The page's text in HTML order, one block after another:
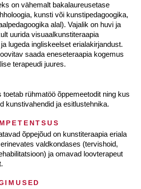
on vähemalt bakalaureusetase
kunsti või kunstipedagoogika,
alal). Vajalik on huvi ja
uurida visuaalkunstiteraapia
lugeda ingliskeelset erialakirjandust.
saada eneseteraapia kogemus
terapeudi juures.
toetab rühmatöö õppemeetodit ning kus
kunstivahendid ja esitlustehnika.
õppejõud on kunstiteraapia eriala
valdkondases (tervishoid,
ja omavad loovterapeut